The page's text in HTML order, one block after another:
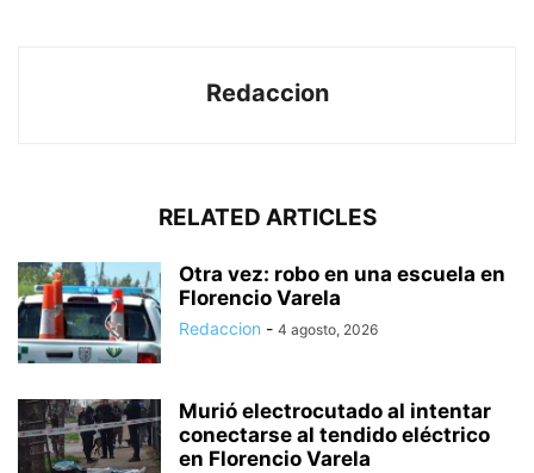
Redaccion
RELATED ARTICLES
Otra vez: robo en una escuela en
Florencio Varela
Redaccion - 4 agosto, 2026
Murió electrocutado al intentar
conectarse al tendido eléctrico
en Florencio Varela